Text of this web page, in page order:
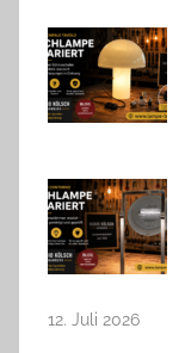
12. Juli 2026